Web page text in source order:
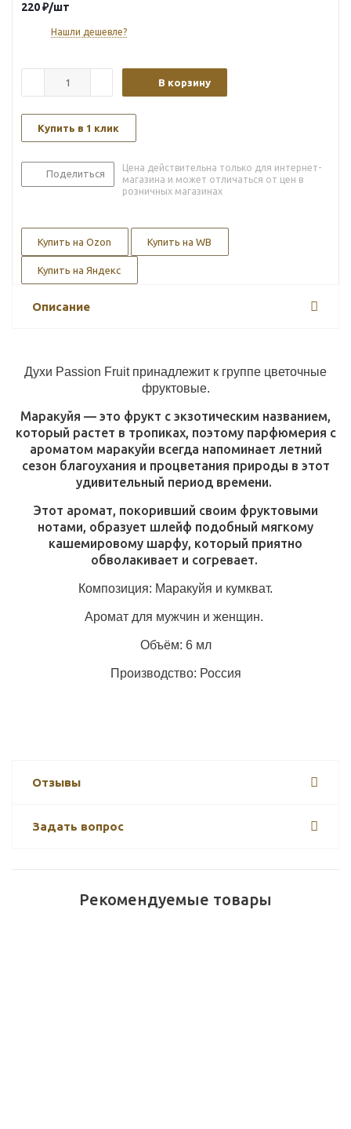
220₽/шт
Нашли дешевле?
В корзину
Купить в 1 клик
Поделиться
Цена действительна только для интернет-
магазина и может отличаться от цен в
розничных магазинах
Купить на Ozon Купить на WB
Купить на Яндекс
Описание
Духи Passion Fruit принадлежит к группе цветочные
фруктовые.
Маракуйя — это фрукт с экзотическим названием,
который растет в тропиках, поэтому парфюмерия с
ароматом маракуйи всегда напоминает летний
сезон благоухания и процветания природы в этот
удивительный период времени.
Этот аромат, покоривший своим фруктовыми
нотами, образует шлейф подобный мягкому
кашемировому шарфу, который приятно
обволакивает и согревает.
Композиция: Маракуйя и кумкват.
Аромат для мужчин и женщин.
Объём: 6 мл
Производство: Россия
Отзывы
Задать вопрос
Рекомендуемые товары